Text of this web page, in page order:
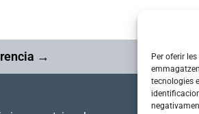
Per oferir
tecnologies
→
Segueix-